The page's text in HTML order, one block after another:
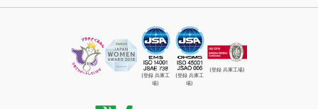
(登録 兵庫工
場)
(登録 兵庫工
場)
(登録 兵庫工場)